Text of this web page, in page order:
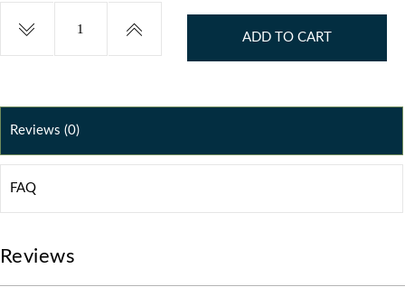
ampliación
PER
24
metros
(Baleares)
ADD TO CART
Reviews (0)
FAQ
Reviews